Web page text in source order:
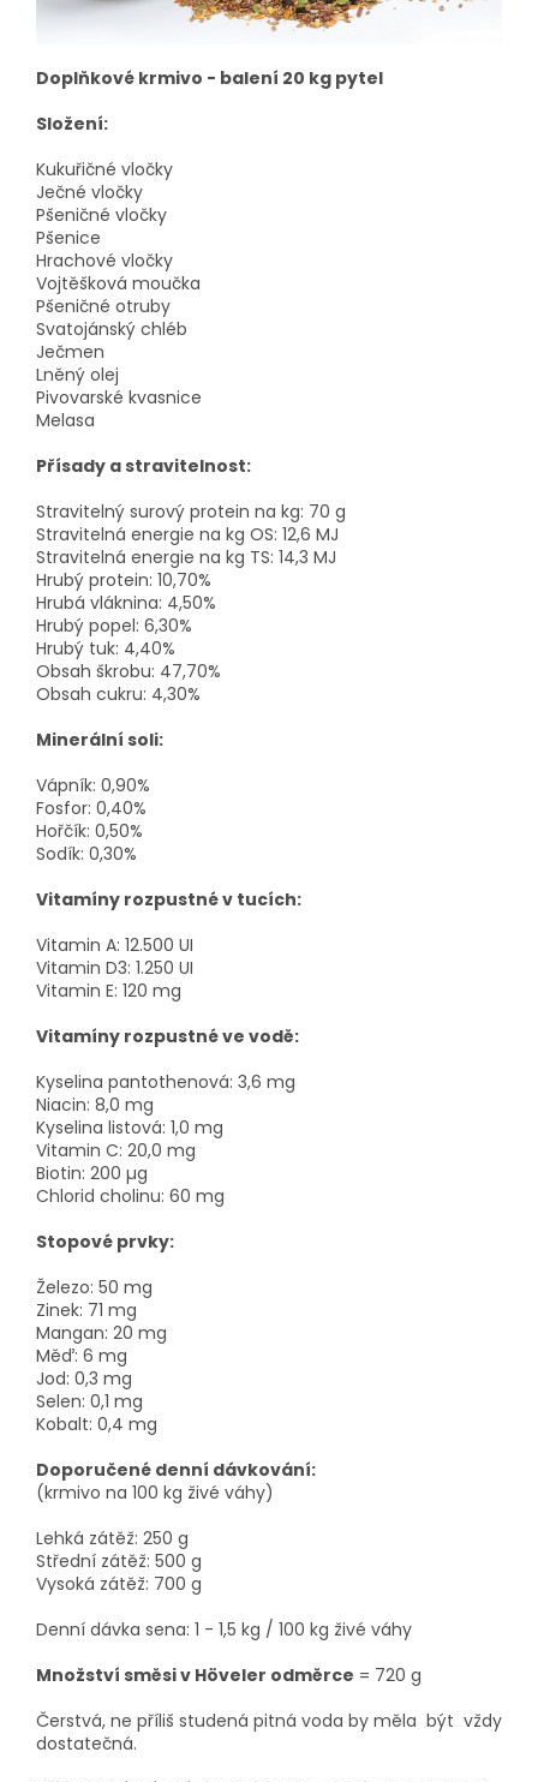
Doplňkové krmivo - balení 20 kg pytel
Složení:
Kukuřičné vločky
Ječné vločky
Pšeničné vločky
Pšenice
Hrachové vločky
Vojtěšková moučka
Pšeničné otruby
Svatojánský chléb
Ječmen
Lněný olej
Pivovarské kvasnice
Melasa
Přísady a stravitelnost:
Stravitelný surový protein na kg: 70 g
Stravitelná energie na kg OS: 12,6 MJ
Stravitelná energie na kg TS: 14,3 MJ
Hrubý protein: 10,70%
Hrubá vláknina: 4,50%
Hrubý popel: 6,30%
Hrubý tuk: 4,40%
Obsah škrobu: 47,70%
Obsah cukru: 4,30%
Minerální soli:
Vápník: 0,90%
Fosfor: 0,40%
Hořčík: 0,50%
Sodík: 0,30%
Vitamíny rozpustné v tucích:
Vitamin A: 12.500 UI
Vitamin D3: 1.250 UI
Vitamin E: 120 mg
Vitamíny rozpustné ve vodě:
Kyselina pantothenová: 3,6 mg
Niacin: 8,0 mg
Kyselina listová: 1,0 mg
Vitamin C: 20,0 mg
Biotin: 200 µg
Chlorid cholinu: 60 mg
Stopové prvky:
Železo: 50 mg
Zinek: 71 mg
Mangan: 20 mg
Měď: 6 mg
Jod: 0,3 mg
Selen: 0,1 mg
Kobalt: 0,4 mg
Doporučené denní dávkování:
(krmivo na 100 kg živé váhy)
Lehká zátěž: 250 g
Střední zátěž: 500 g
Vysoká zátěž: 700 g
Denní dávka sena: 1 - 1,5 kg / 100 kg živé váhy
Množství směsi v Höveler odměrce = 720 g
Čerstvá, ne příliš studená pitná voda by měla být vždy
dostatečná.